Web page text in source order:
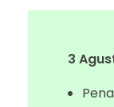
3